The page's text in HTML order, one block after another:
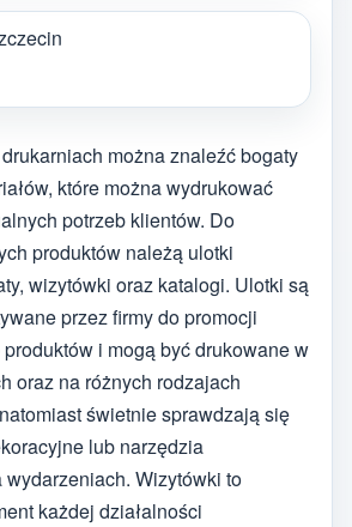
można znaleźć bogaty
które można wydrukować
potrzeb klientów. Do
produktów należą ulotki
wizytówki oraz katalogi. Ulotki są
przez firmy do promocji
i mogą być drukowane w
oraz na różnych rodzajach
świetnie sprawdzają się
lub narzędzia
wydarzeniach. Wizytówki to
każdej działalności